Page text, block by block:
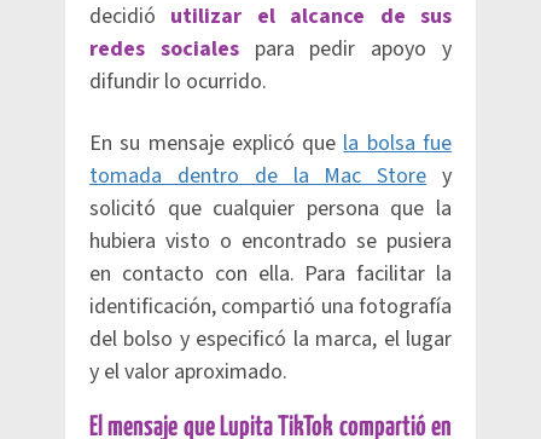
decidió utilizar el alcance de sus
redes socialespara pedir apoyo y
difundir lo ocurrido.
En su mensaje explicó quela bolsa fue
tomada dentro de la Mac Storey
solicitó que cualquier persona que la
hubiera visto o encontrado se pusiera
en contacto con ella. Para facilitar la
identificación, compartió una fotografía
del bolso y especificó la marca, el lugar
y el valor aproximado.
El mensaje que Lupita TikTok compartió en